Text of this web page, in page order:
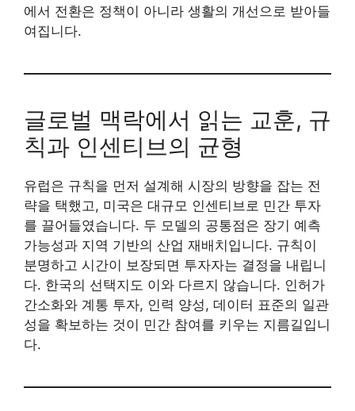
에서 전환은 정책이 아니라 생활의 개선으로 받아들
여집니다.
글로벌 맥락에서 읽는 교훈, 규
칙과 인센티브의 균형
유럽은 규칙을 먼저 설계해 시장의 방향을 잡는 전
략을 택했고, 미국은 대규모 인센티브로 민간 투자
를 끌어들였습니다. 두 모델의 공통점은 장기 예측
가능성과 지역 기반의 산업 재배치입니다. 규칙이
분명하고 시간이 보장되면 투자자는 결정을 내립니
다. 한국의 선택지도 이와 다르지 않습니다. 인허가
간소화와 계통 투자, 인력 양성, 데이터 표준의 일관
성을 확보하는 것이 민간 참여를 키우는 지름길입니
다.